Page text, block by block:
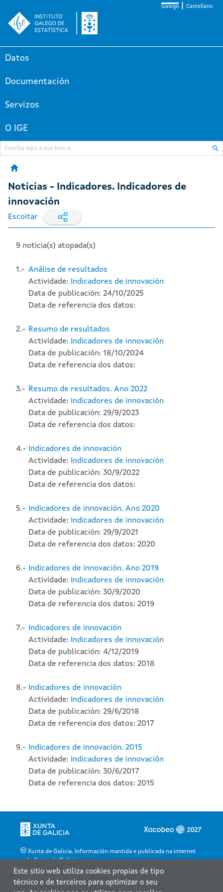
Galego Castellano
Datos
Documentación
Servizos
O IGE
Noticias - Indicadores. Indicadores de
innovación
Escoitar
9 noticia(s) atopada(s)
1.- Análise de resultados
Actividade: Indicadores de innovación
Data de publicación: 24/10/2025
Data de referencia dos datos:
2.- Resumo de resultados
Actividade: Indicadores de innovación
Data de publicación: 18/10/2024
Data de referencia dos datos:
3.- Resumo de resultados. Ano 2022
Actividade: Indicadores de innovación
Data de publicación: 29/9/2023
Data de referencia dos datos:
4.- Indicadores de innovación
Actividade: Indicadores de innovación
Data de publicación: 30/9/2022
Data de referencia dos datos:
5.- Indicadores de innovación. Ano 2020
Actividade: Indicadores de innovación
Data de publicación: 29/9/2021
Data de referencia dos datos: 2020
6.- Indicadores de innovación. Ano 2019
Actividade: Indicadores de innovación
Data de publicación: 30/9/2020
Data de referencia dos datos: 2019
7.- Indicadores de innovación
Actividade: Indicadores de innovación
Data de publicación: 4/12/2019
Data de referencia dos datos: 2018
8.- Indicadores de innovación
Actividade: Indicadores de innovación
Data de publicación: 29/6/2018
Data de referencia dos datos: 2017
9.- Indicadores de innovación. 2015
Actividade: Indicadores de innovación
Data de publicación: 30/6/2017
Data de referencia dos datos: 2015
Xunta de Galicia. Información mantida e publicada na internet
pola Xunta de Galicia
Este sitio web utiliza cookies propias de tipo
técnico e de terceiros para optimizar o seu